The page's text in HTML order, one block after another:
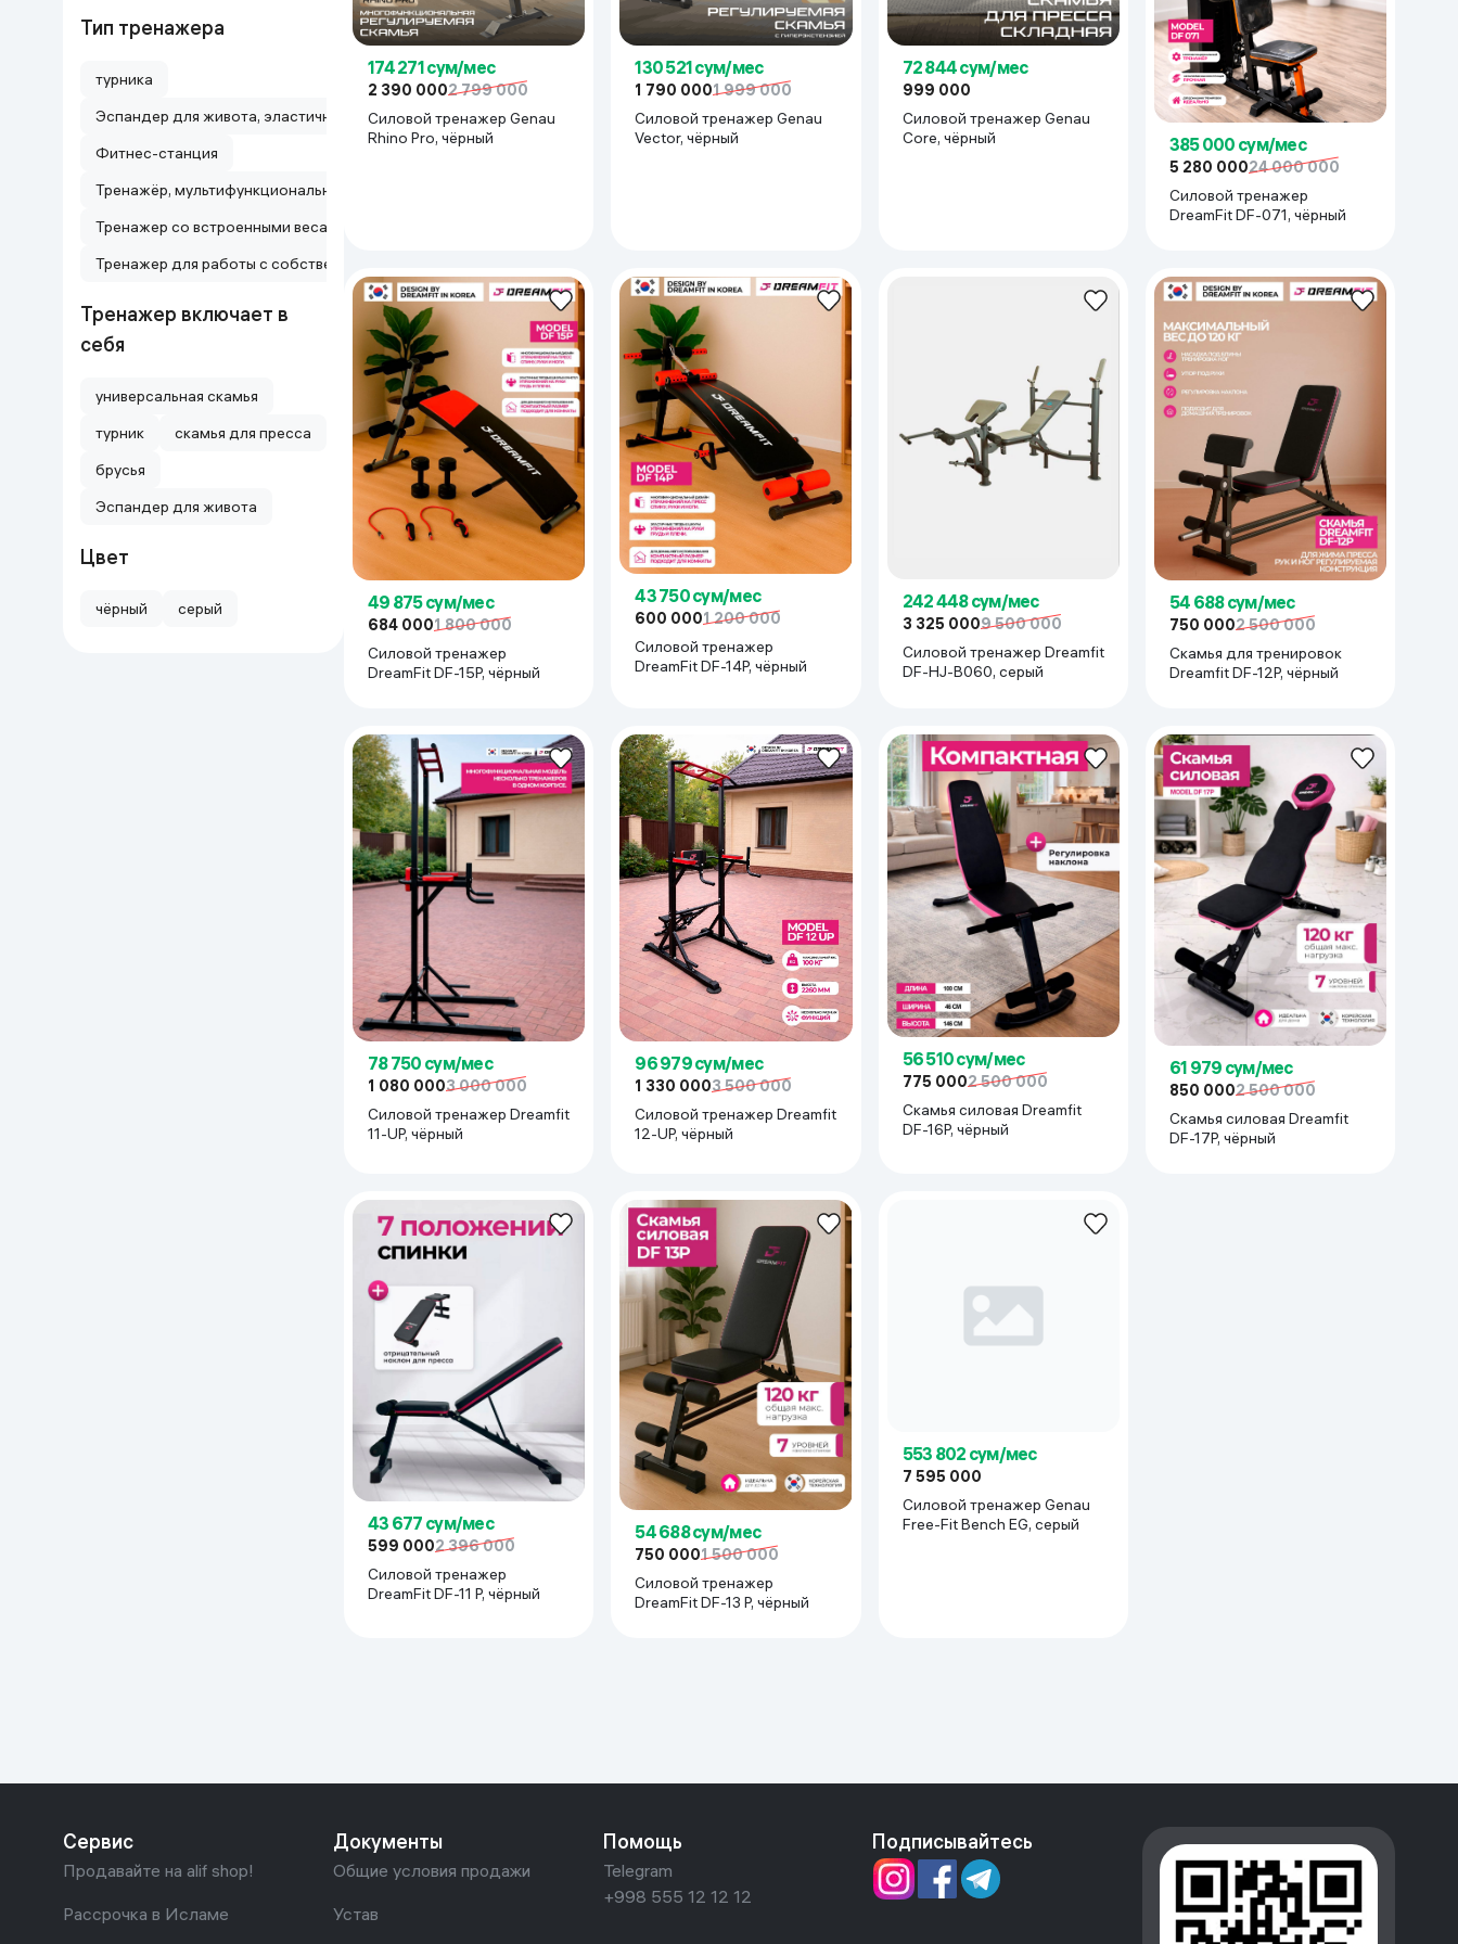
Дом и сад
Канцелярия
Книги
Одежда и Обувь
Тип тренажера
турника
Эспандер для живота, эластичная, тяговая, пружинная педаль
Фитнес-станция
Тренажёр, мультифункциональная скамья
Тренажер со встроенными весами
Тренажер для работы с собственным весом
Тренажер включает в
себя
универсальная скамья
турник
скамья для пресса
брусья
Эспандер для живота
Цвет
чёрный серый
174 271 сум/мес
2 390 0002 799 000
Силовой тренажер Genau
Rhino Pro, чёрный
130 521 сум/мес
1 790 0001 999 000
Силовой тренажер Genau
Vector, чёрный
72 844 сум/мес
999 000
Силовой тренажер Genau
Core, чёрный
385 000 сум/мес
5 280 00024 000 000
Силовой тренажер
DreamFit DF-071, чёрный
49 875 сум/мес
684 0001 800 000
Силовой тренажер
DreamFit DF-15P, чёрный
43 750 сум/мес
600 0001 200 000
Силовой тренажер
DreamFit DF-14P, чёрный
242 448 сум/мес
3 325 0009 500 000
Силовой тренажер Dreamfit
DF-HJ-B060, серый
54 688 сум/мес
750 0002 500 000
Скамья для тренировок
Dreamfit DF-12P, чёрный
78 750 сум/мес
1 080 0003 000 000
Силовой тренажер Dreamfit
11-UP, чёрный
96 979 сум/мес
1 330 0003 500 000
Силовой тренажер Dreamfit
12-UP, чёрный
56 510 сум/мес
775 0002 500 000
Скамья силовая Dreamfit
DF-16P, чёрный
61 979 сум/мес
850 0002 500 000
Скамья силовая Dreamfit
DF-17P, чёрный
43 677 сум/мес
599 0002 396 000
Силовой тренажер
DreamFit DF-11 P, чёрный
54 688 сум/мес
750 0001 500 000
Силовой тренажер
DreamFit DF-13 P, чёрный
553 802 сум/мес
7 595 000
Силовой тренажер Genau
Free-Fit Bench EG, серый
Сервис
Продавайте на alif shop!
Рассрочка в Исламе
Документы
Общие условия продажи
Устав
Помощь
Telegram
+998 555 12 12 12
Подписывайтесь